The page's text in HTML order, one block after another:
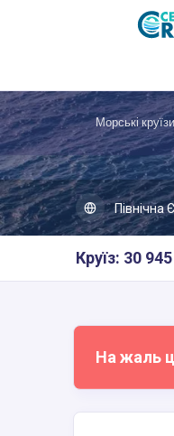
Морські
Північна
Круїз: 30
На жаль